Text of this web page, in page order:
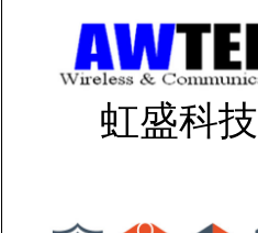
虹盛科技